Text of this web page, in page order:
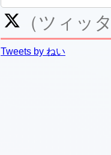
（ツィッ
Tweets by ねい